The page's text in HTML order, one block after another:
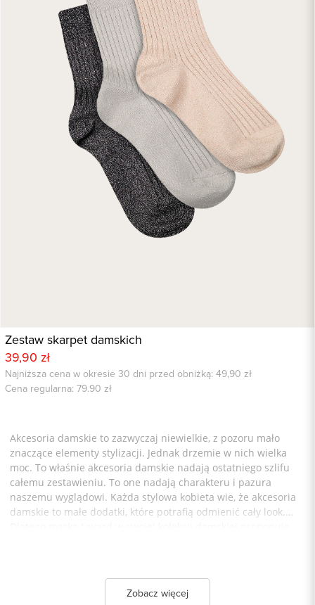
Zestaw skarpet damskich
39,90 zł
Najniższa cena w okresie 30 dni przed obniżką: 49,90 zł
Cena regularna: 79.90 zł
Akcesoria damskie to zazwyczaj niewielkie, z pozoru mało
znaczące elementy stylizacji. Jednak drzemie w nich wielka
moc. To właśnie akcesoria damskie nadają ostatniego szlifu
całemu zestawieniu. To one nadają charakteru i pazura
naszemu wyglądowi. Każda stylowa kobieta wie, że akcesoria
damskie to małe dodatki, które potrafią odmienić cały look.
wełniane czapki damskie w najmodniejszych kolorach. Ich
Zobacz więcej